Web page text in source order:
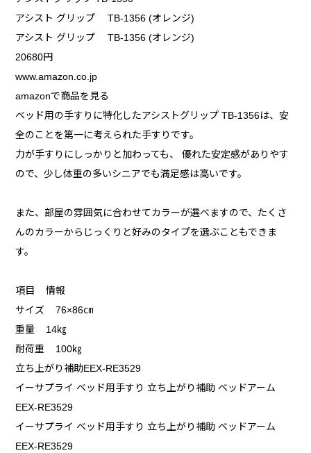
アシスト グリップ TB-1356 (オレンジ)
アシスト グリップ TB-1356 (オレンジ)
20680円
www.amazon.co.jp
amazonで商品を見る
ベッド用の手すりに特化したアシストグリップ TB-1356は、安
全のことを第一に考えられた手すりです。
力が手すりにしっかりと加わっても、 優れた安定感がありやす
ので、少し体重の多いシニアでも満足感は高いです。
また、部屋の雰囲気に合わせてカラーが選べますので、たくさ
んのカラーからじっくりと好みのタイプを選ぶこともできま
す。
項目 情報
サイズ 76×86㎝
重量 14㎏
耐荷重 100㎏
立ち上がり補助EEX-RE3529
イーサプライ ベッド用手すり 立ち上がり補助 ベッドアーム
EEX-RE3529
イーサプライ ベッド用手すり 立ち上がり補助 ベッドアーム
EEX-RE3529